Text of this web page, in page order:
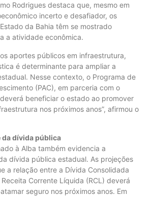
Rodrigues destaca que, mesmo em
incerto e desafiador, os
da Bahia têm se mostrado
a atividade econômica.
aportes públicos em infraestrutura,
é determinante para ampliar a
Nesse contexto, o Programa de
(PAC), em parceria com o
beneficiar o estado ao promover
nos próximos anos”, afirmou o
dívida pública
à Alba também evidencia a
dívida pública estadual. As projeções
a relação entre a Dívida Consolidada
Corrente Líquida (RCL) deverá
seguro nos próximos anos. Em